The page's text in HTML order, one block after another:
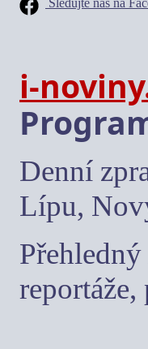
Sledujte nás na
i-
Denní
Lípu,
reportáže,